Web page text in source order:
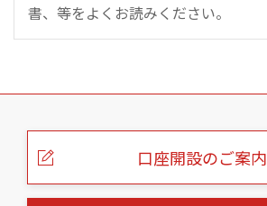
書、等をよくお読みください。
こ
口座開設のご案内